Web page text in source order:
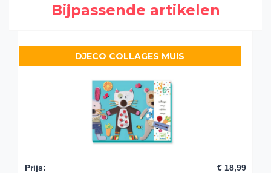
Bijpassende artikelen
DJECO COLLAGES MUIS
Prijs: € 18,99